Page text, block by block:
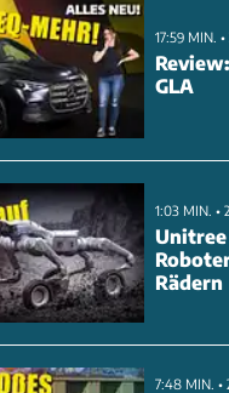
durch einen
schwarze
und 17-
Ein Stahl-
Crawl'-
noch
Tremor startet in
50.800 Euro.
17:59 MIN.
GLA
1:03 MIN. •
Rädern
7:48 MIN. •